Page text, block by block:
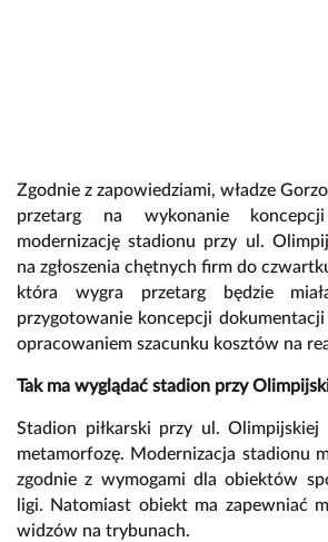
Zgodnie z zapowiedziami, władze
przetarg na wykonanie
modernizację stadionu przy ul.
na zgłoszenia chętnych firm do
która wygra przetarg będzie
przygotowanie koncepcji
opracowaniem szacunku kosztów na
Tak ma wyglądać stadion przy
Stadion piłkarski przy ul. Olimpijskiej
metamorfozę. Modernizacja stadionu
zgodnie z wymogami dla obiektów
ligi. Natomiast obiekt ma zapewniać
widzów na trybunach.